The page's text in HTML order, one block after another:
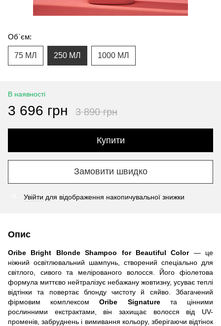
Об`єм:
75 МЛ 250 МЛ 1000 МЛ
В наявності
3 696 грн 3 890 грн
Купити
Замовити швидко
Увійти для відображення накопичувальної знижки
Опис
Oribe Bright Blonde Shampoo for Beautiful Color— це
ніжний освітлювальний шампунь, створений спеціально для
світлого, сивого та мелірованого волосся. Його фіолетова
формула миттєво нейтралізує небажану жовтизну, усуває теплі
відтінки та повертає блонду чистоту й сяйво. Збагачений
фірмовим комплексомOribe Signatureта цінними
рослинними екстрактами, він захищає волосся від UV-
променів, забруднень і вимивання кольору, зберігаючи відтінок